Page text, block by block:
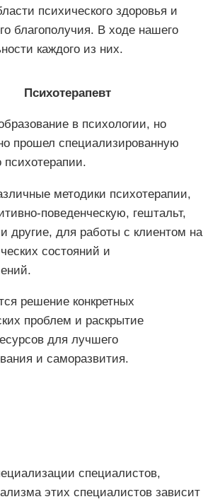
психического здоровья и
благополучия. В ходе нашего
каждого из них.
Психотерапевт
в психологии, но
прошел специализированную
психотерапии.
методики психотерапии,
поведенческую, гештальт,
другие, для работы с клиентом на
состояний и
решение конкретных
проблем и раскрытие
для лучшего
и саморазвития.
специалистов,
этих специалистов зависит